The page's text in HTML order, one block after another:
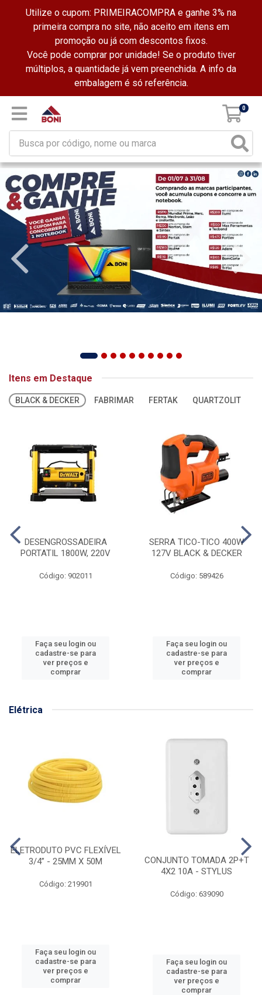
Utilize o cupom: PRIMEIRACOMPRA e ganhe 3% na
primeira compra no site, não aceito em itens em
promoção ou já com descontos fixos.
Você pode comprar por unidade! Se o produto tiver
múltiplos, a quantidade já vem preenchida. A info da
embalagem é só referência.
0
Itens em Destaque
BLACK & DECKER FABRIMAR FERTAK QUARTZOLIT
DESENGROSSADEIRA
PORTATIL 1800W, 220V
Código: 902011
Faça seu login ou
cadastre-se para
ver preços e
comprar
SERRA TICO-TICO 400W
127V BLACK & DECKER
Código: 589426
Faça seu login ou
cadastre-se para
ver preços e
comprar
Elétrica
ELETRODUTO PVC FLEXÍVEL
3/4” - 25MM X 50M
Código: 219901
Faça seu login ou
cadastre-se para
ver preços e
comprar
CONJUNTO TOMADA 2P+T
4X2 10A - STYLUS
Código: 639090
Faça seu login ou
cadastre-se para
ver preços e
comprar